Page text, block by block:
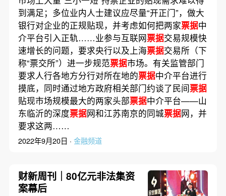
到满足；多位业内人士建议应尽量“开正门”，做大
银行对企业的正规贴现，并考虑如何把两家票据中
介平台引入正轨……业参与互联网票据交易规模快
速增长的问题，要求央行以及上海票据交易所（下
称“票交所”）进一步规范票据市场。有关监管部门
要求人行各地方分行对所在地的票据中介平台进行
摸底，同时通过地方政府相关部门约谈了民间票据
贴现市场规模最大的两家头部票据中介平台——山
东临沂的深度票据网和江苏南京的同城票据网，并
要求这两……
2022年9月20日 · 金融频道
财新周刊｜80亿元非法集资
案幕后